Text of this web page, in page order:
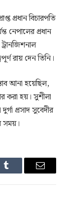
প্রধান বিচারপতি
প্রধান
রায় দেন তিনি।
আনা হয়েছিল,
করা হয়। সুশীলা
প্রসাদ সুবেদীর
সময়।
Tumblr Email